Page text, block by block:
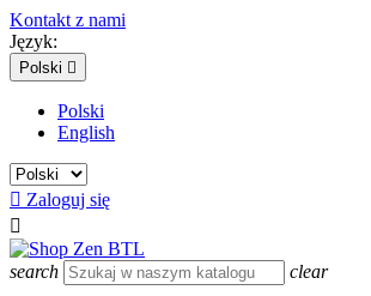
Kontakt z nami
Język:
Polski 
Polski
English
 Zaloguj się

search clear